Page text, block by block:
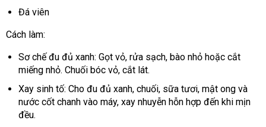
Đá viên
Cách làm:
Sơ chế đu đủ xanh: Gọt vỏ, rửa sạch, bào nhỏ hoặc cắt
miếng nhỏ. Chuối bóc vỏ, cắt lát.
Xay sinh tố: Cho đu đủ xanh, chuối, sữa tươi, mật ong và
nước cốt chanh vào máy, xay nhuyễn hỗn hợp đến khi mịn
đều.